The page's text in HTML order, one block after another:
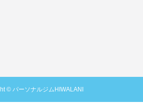
© パーソナルジムHIWALANI